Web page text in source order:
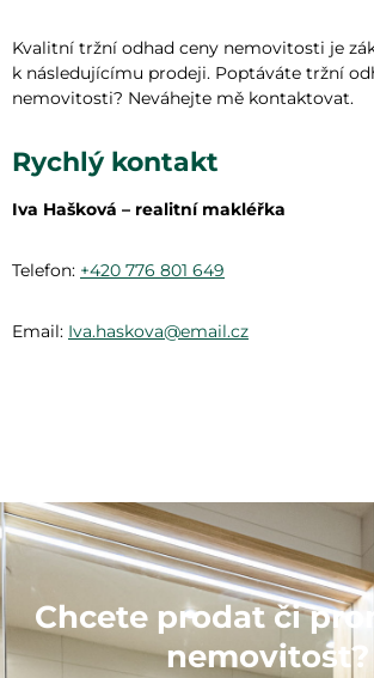
Kvalitní tržní odhad ceny nemovitosti je
k následujícímu prodeji. Poptáváte tržní
nemovitosti? Neváhejte mě kontaktovat.
Rychlý kontakt
Iva Hašková – realitní makléřka
Telefon: +420 776 801 649
Email: Iva.haskova@email.cz
Chcete prodat či
nemovitost?